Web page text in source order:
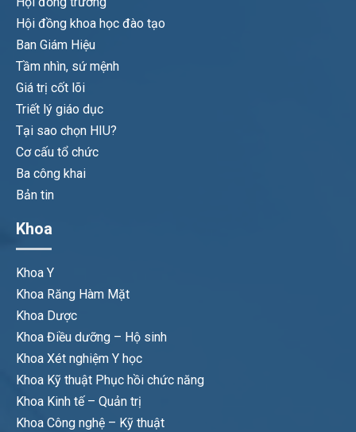
Hội đồng khoa học đào tạo
Ban Giám Hiệu
Tầm nhìn, sứ mệnh
Giá trị cốt lõi
Triết lý giáo dục
Tại sao chọn HIU?
Cơ cấu tổ chức
Ba công khai
Bản tin
Khoa
Khoa Y
Khoa Răng Hàm Mặt
Khoa Dược
Khoa Điều dưỡng – Hộ sinh
Khoa Xét nghiệm Y học
Khoa Kỹ thuật Phục hồi chức năng
Khoa Kinh tế – Quản trị
Khoa Công nghệ – Kỹ thuật